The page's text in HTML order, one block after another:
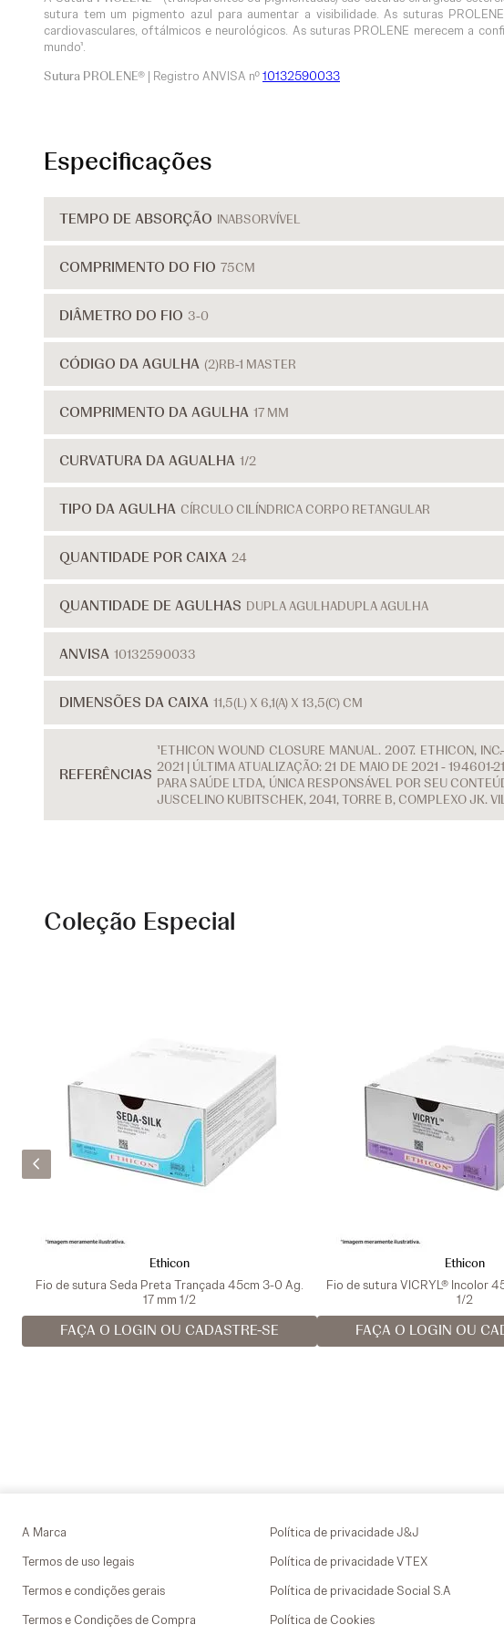
sutura tem um pigmento azul para aumentar a visibilidade. As suturas
cardiovasculares, oftálmicos e neurológicos. As suturas PROLENE merecem a
mundo¹.
Sutura PROLENE® | Registro ANVISA nº10132590033
Especificações
TEMPO DE ABSORÇÃO INABSORVÍVEL
COMPRIMENTO DO FIO 75CM
DIÂMETRO DO FIO 3-0
CÓDIGO DA AGULHA (2)RB-1 MASTER
COMPRIMENTO DA AGULHA 17 MM
CURVATURA DA AGUALHA 1/2
TIPO DA AGULHA CÍRCULO CILÍNDRICA CORPO RETANGULAR
QUANTIDADE POR CAIXA 24
QUANTIDADE DE AGULHAS DUPLA AGULHADUPLA AGULHA
ANVISA 10132590033
DIMENSÕES DA CAIXA 11,5(L) X 6,1(A) X 13,5(C) CM
REFERÊNCIAS
¹ETHICON WOUND CLOSURE MANUAL. 2007. ETHICON,
2021 | ÚLTIMA ATUALIZAÇÃO: 21 DE MAIO DE 2021 -
PARA SAÚDE LTDA, ÚNICA RESPONSÁVEL POR SEU
JUSCELINO KUBITSCHEK, 2041, TORRE B, COMPLEXO JK.
Coleção Especial
Ethicon
Fio de sutura Seda Preta Trançada 45cm 3-0 Ag.
17 mm 1/2
FAÇA O LOGIN OU CADASTRE-SE
Ethicon
Fio de sutura VICRYL® Incolor
1/2
FAÇA O LOGIN OU
A Marca
Termos de uso legais
Termos e condições gerais
Termos e Condições de Compra
Política de privacidade J&J
Política de privacidade VTEX
Política de privacidade Social S.A
Política de Cookies